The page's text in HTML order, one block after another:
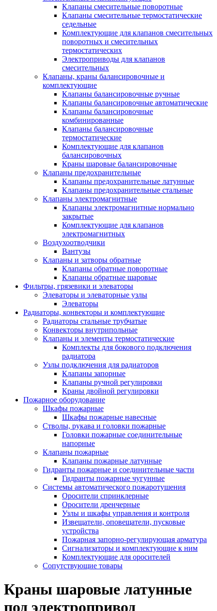
Клапаны смесительные поворотные
Клапаны смесительные термостатические
седельные
Комплектующие для клапанов смесительных
поворотных и смесительных
термостатических
Электроприводы для клапанов
смесительных
Клапаны, краны балансировочные и
комплектующие
Клапаны балансировочные ручные
Клапаны балансировочные автоматические
Клапаны балансировочные
комбинированные
Клапаны балансировочные
термостатические
Комплектующие для клапанов
балансировочных
Краны шаровые балансировочные
Клапаны предохранительные
Клапаны предохранительные латунные
Клапаны предохранительные стальные
Клапаны электромагнитные
Клапаны электромагнитные нормально
закрытые
Комплектующие для клапанов
электромагнитных
Воздухоотводчики
Вантузы
Клапаны и затворы обратные
Клапаны обратные поворотные
Клапаны обратные шаровые
Фильтры, грязевики и элеваторы
Элеваторы и элеваторные узлы
Элеваторы
Радиаторы, конвекторы и комплектующие
Радиаторы стальные трубчатые
Конвекторы внутрипольные
Клапаны и элементы термостатические
Комплекты для бокового подключения
радиатора
Узлы подключения для радиаторов
Клапаны запорные
Клапаны ручной регулировки
Краны двойной регулировки
Пожарное оборудование
Шкафы пожарные
Шкафы пожарные навесные
Стволы, рукава и головки пожарные
Головки пожарные соединительные
напорные
Клапаны пожарные
Клапаны пожарные латунные
Гидранты пожарные и соединительные части
Гидранты пожарные чугунные
Системы автоматического пожаротушения
Оросители спринклерные
Оросители дренчерные
Узлы и шкафы управления и контроля
Извещатели, оповещатели, пусковые
устройства
Пожарная запорно-регулирующая арматура
Сигнализаторы и комплектующие к ним
Комплектующие для оросителей
Сопутствующие товары
Краны шаровые латунные
под электропривод